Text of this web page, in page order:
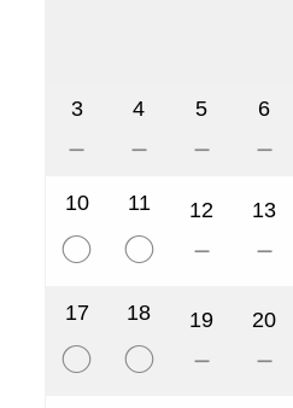
2時間・貸切制
SESSION 1 10:30 - 12:30
SESSION 3 15:30 - 17:30
【料金】
・The COSMIC SAUNA利用料
・SUP装備レンタル料
・SUPガイド料（保険料込）
・サンダル
3
－
4
－
5
－
6
－
10
◯
11
◯
12
－
13
－
17
◯
18
◯
19
－
20
－